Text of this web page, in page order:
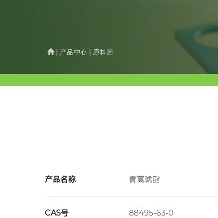
| 产品中心 | 原料药
产品名称 青蒿琥酯
CAS号 88495-63-0